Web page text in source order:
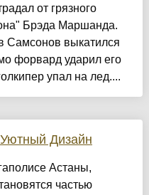
от грязного
Брэда Маршанда.
Самсонов выкатился
форвард ударил его
упал на лед....
Дизайн
Астаны,
частью